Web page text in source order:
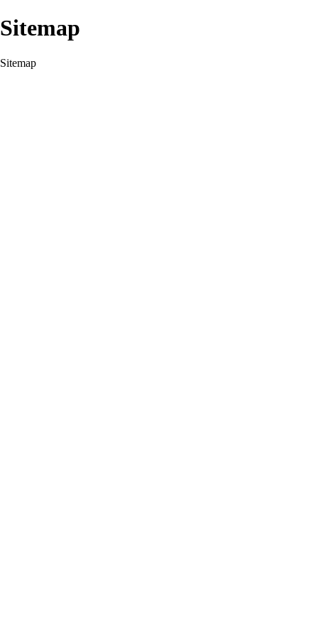
Sitemap
Sitemap